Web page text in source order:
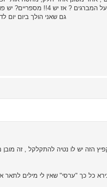
גם שאני הולך ביום יום
הזה יש לו נטיה להתקלקל , זה מובן
כל כך "ערסי" שאין לי מילים